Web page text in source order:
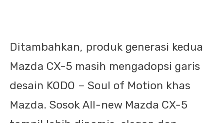
Ditambahkan, produk generasi kedua
Mazda CX-5 masih mengadopsi garis
desain KODO – Soul of Motion khas
Mazda. Sosok All-new Mazda CX-5